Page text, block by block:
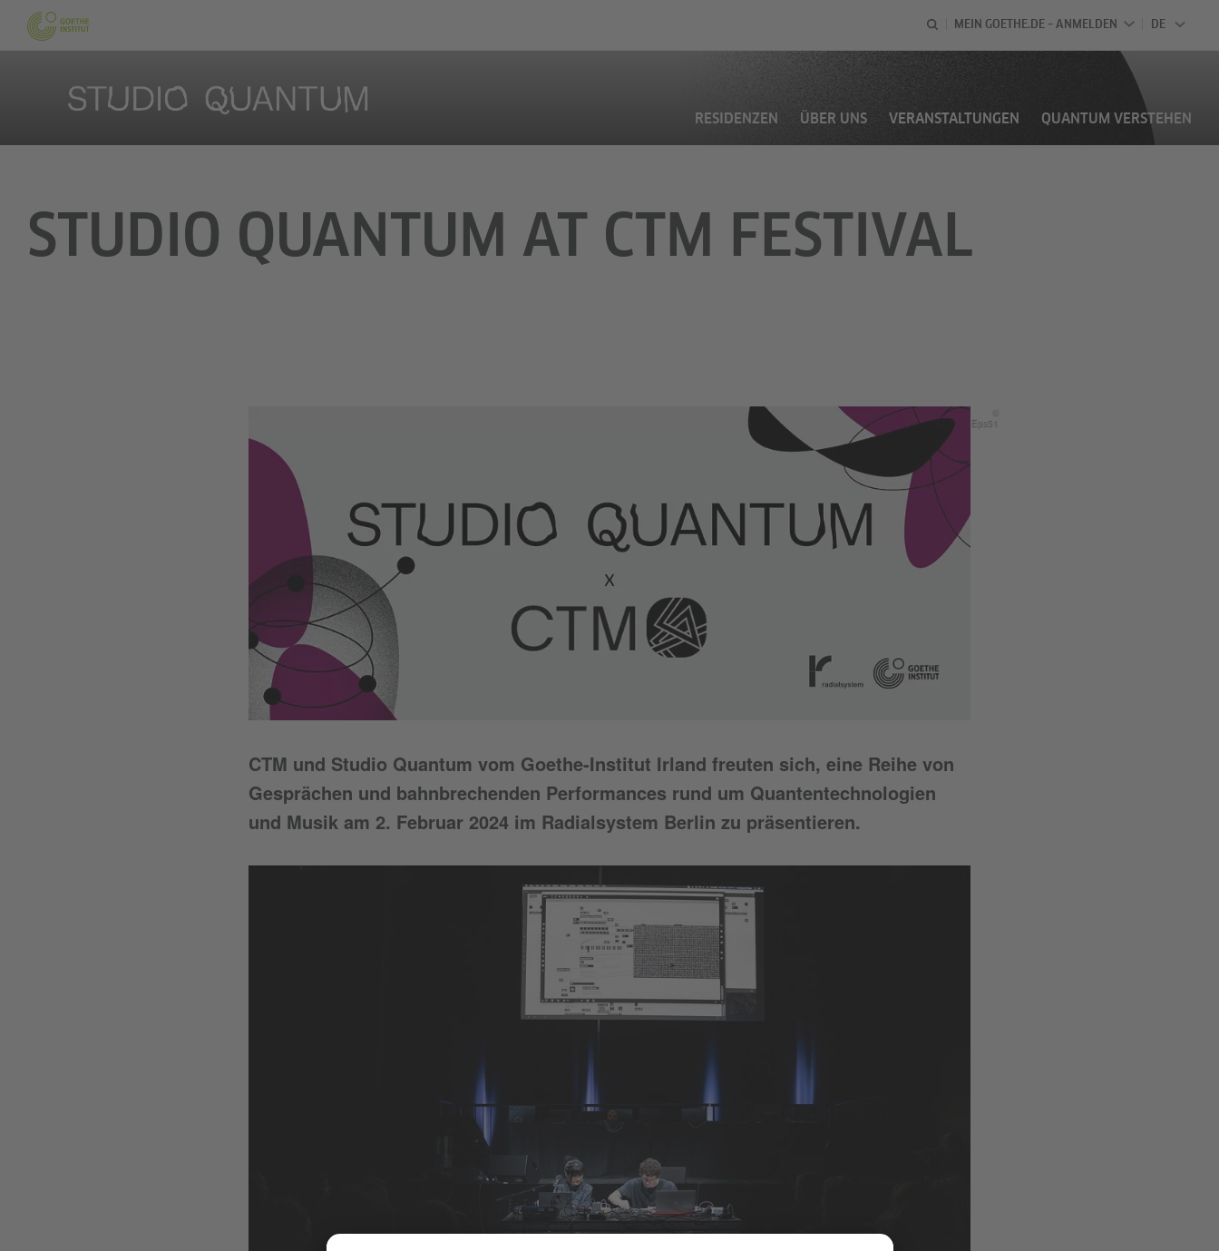
MEIN GOETHE.DE – ANMELDEN
DE
RESIDENZEN ÜBER UNS VERANSTALTUNGEN QUANTUM VERSTEHEN
STUDIO QUANTUM AT CTM FESTIVAL
Eps51
CTM und Studio Quantum vom Goethe-Institut Irland freuten sich, eine Reihe von
Gesprächen und bahnbrechenden Performances rund um Quantentechnologien
und Musik am 2. Februar 2024 im Radialsystem Berlin zu präsentieren.